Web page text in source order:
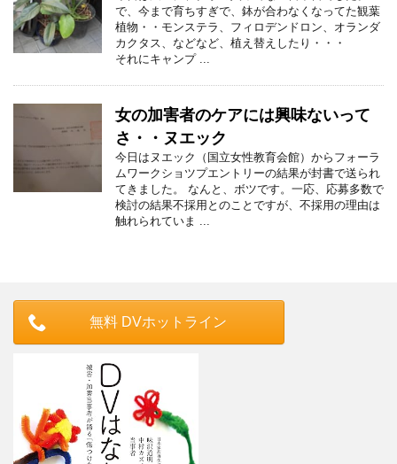
で、今まで育ちすぎで、鉢が合わなくなってた観葉
植物・・モンステラ、フィロデンドロン、オランダ
カクタス、などなど、植え替えしたり・・・
それにキャンプ ...
女の加害者のケアには興味ないって
さ・・ヌエック
今日はヌエック（国立女性教育会館）からフォーラ
ムワークショツプエントリーの結果が封書で送られ
てきました。 なんと、ボツです。一応、応募多数で
検討の結果不採用とのことですが、不採用の理由は
触れられていま ...
無料 DVホットライン